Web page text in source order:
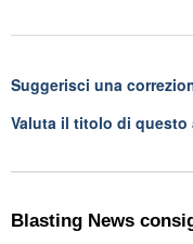
Suggerisci una
Valuta il titolo di questo
Blasting News